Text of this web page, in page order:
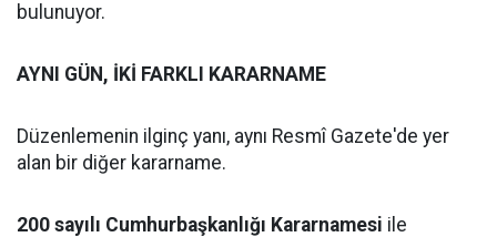
bulunuyor.
AYNI GÜN, İKİ FARKLI KARARNAME
Düzenlemenin ilginç yanı, aynı Resmî Gazete'de yer
alan bir diğer kararname.
200 sayılı Cumhurbaşkanlığı Kararnamesi ile